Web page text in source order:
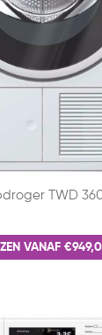
TWD
VANAF